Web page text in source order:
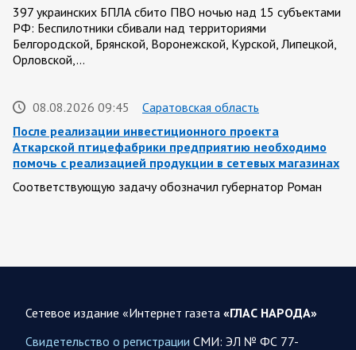
397 украинских БПЛА сбито ПВО ночью над 15 субъектами
РФ: Беспилотники сбивали над территориями
Белгородской, Брянской, Воронежской, Курской, Липецкой,
Орловской,…
08.08.2026 09:45
Саратовская область
После реализации инвестиционного проекта
Аткарской птицефабрики предприятию необходимо
помочь с реализацией продукции в сетевых магазинах
Соответствующую задачу обозначил губернатор Роман
На Кумысной поляне Саратове проводится
дератизация
Как сообщили в министерстве природных ресурсов и
Сетевое издание «Интернет газета «ГЛАС НАРОДА»
Свидетельство о регистрации СМИ: ЭЛ № ФС 77-